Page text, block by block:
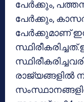
പേര്‍ക്കും,
പേര്‍ക്കും,
പേര്‍ക്കുമാണ്
രാജ്യങ്ങളില്‍